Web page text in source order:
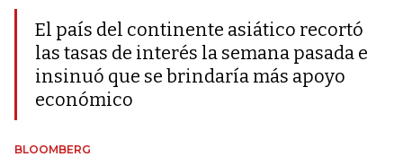
El país del continente asiático recortó
las tasas de interés la semana pasada e
insinuó que se brindaría más apoyo
económico
BLOOMBERG